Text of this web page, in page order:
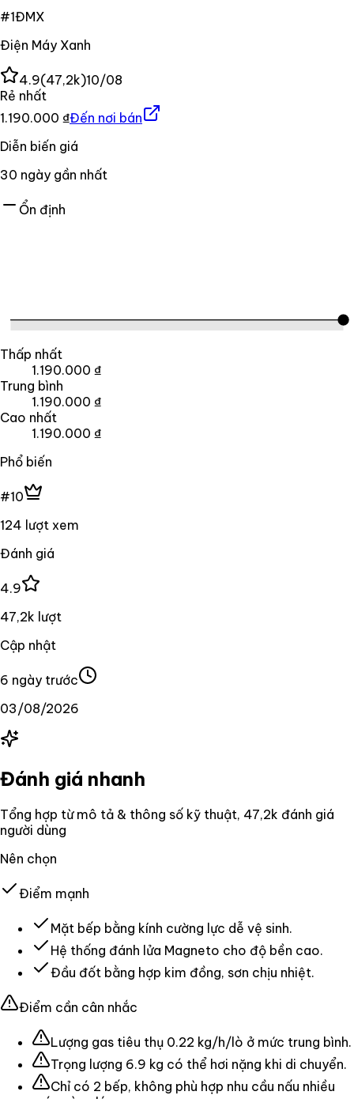
#1ĐMX
Điện Máy Xanh
4.9(47,2k)10/08
Rẻ nhất
1.190.000 ₫Đến nơi bán
Diễn biến giá
30 ngày gần nhất
Ổn định
Thấp nhất
1.190.000 ₫
Trung bình
1.190.000 ₫
Cao nhất
1.190.000 ₫
Phổ biến
#10
124 lượt xem
Đánh giá
4.9
47,2k lượt
Cập nhật
6 ngày trước
03/08/2026
Đánh giá nhanh
Tổng hợp từ mô tả & thông số kỹ thuật, 47,2k đánh giá
người dùng
Nên chọn
Điểm mạnh
Mặt bếp bằng kính cường lực dễ vệ sinh.
Hệ thống đánh lửa Magneto cho độ bền cao.
Đầu đốt bằng hợp kim đồng, sơn chịu nhiệt.
Điểm cần cân nhắc
Lượng gas tiêu thụ 0.22 kg/h/lò ở mức trung bình.
Trọng lượng 6.9 kg có thể hơi nặng khi di chuyển.
Chỉ có 2 bếp, không phù hợp nhu cầu nấu nhiều